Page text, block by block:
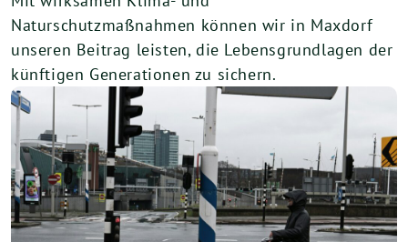
Naturschutzmaßnahmen können wir in Maxdorf
unseren Beitrag leisten, die Lebensgrundlagen der
künftigen Generationen zu sichern.